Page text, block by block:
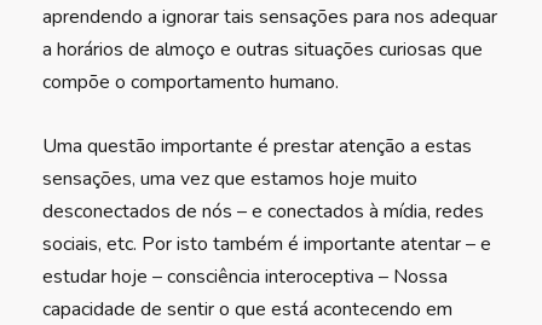
aprendendo a ignorar tais sensações para nos adequar
a horários de almoço e outras situações curiosas que
compõe o comportamento humano.
Uma questão importante é prestar atenção a estas
sensações, uma vez que estamos hoje muito
desconectados de nós – e conectados à mídia, redes
sociais, etc. Por isto também é importante atentar – e
estudar hoje – consciência interoceptiva – Nossa
capacidade de sentir o que está acontecendo em